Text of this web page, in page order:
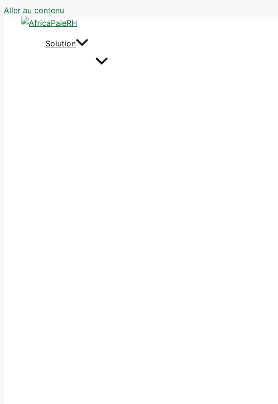
Aller au contenu
Solution